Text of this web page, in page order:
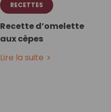
RECETTES
Recette d’omelette
aux cèpes
Lire la suite